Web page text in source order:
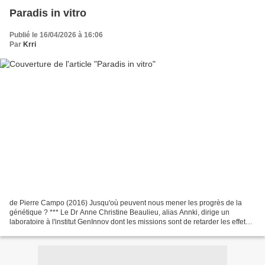
Paradis in vitro
Publié le 16/04/2026 à 16:06
Par Krri
de Pierre Campo (2016) Jusqu'où peuvent nous mener les progrès de la
génétique ? *** Le Dr Anne Christine Beaulieu, alias Annki, dirige un
laboratoire à l'institut GenInnov dont les missions sont de retarder les effets